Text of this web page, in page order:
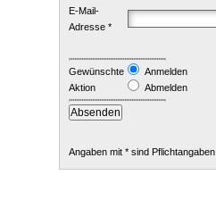
E-Mail-
Adresse *
Gewünschte
Aktion
Anmelden
Abmelden
Angaben mit * sind Pflichtangaben.